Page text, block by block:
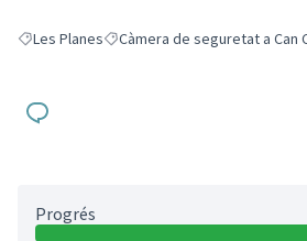
Resultats en filtrar per: Les Planes
Les PlanesResultats en filtrar per:
Càmera de seguretat a Can
Progrés